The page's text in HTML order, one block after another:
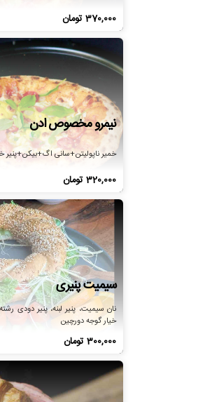
370,000تومان
نیمرو مخصوص ادن
خمیر ناپولیتن+سانی
320,000تومان
سیمیت پنیری
نان سیمیت، پنیر لبنه، پنیر دودی
خیار گوجه دورچین
300,000تومان